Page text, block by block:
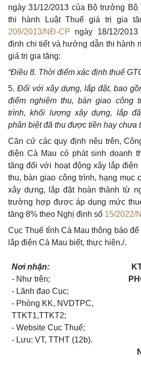
ngày 31/12/2013 của Bộ trưởng
thi hành Luật Thuế giá trị gia
209/2013/NĐ-CP ngày 18/12/
định chi tiết và hướng dẫn thi hành
giá trị gia tăng:
“Điều 8. Thời điểm xác định thuế
5. Đối với xây dựng, lắp đặt, bao
điểm nghiệm thu, bàn giao công
trình, khối lượng xây dựng, lắp
phân biệt đã thu được tiền hay chưa
Căn cứ các quy định nêu trên,
điện Cà Mau có phát sinh doanh
tăng đối với hoạt động xây lắp
thu, bàn giao công trình, hạng mục
xây dựng, lắp đặt hoàn thành từ
trường hợp được áp dụng mức
tăng 8% theo Nghị định số 15/2022/
Cục Thuế tỉnh Cà Mau thông báo
lắp điện Cà Mau biết, thực hiện./.
Nơi nhận:
- Nhưtrên;
- Lãnh đạo Cục;
- Phòng KK, NVDTPC,
TTKT1,TTKT2;
- Website Cục Thuế;
- Lưu: VT, TTHT (12b).